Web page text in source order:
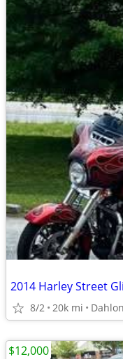
2014 Harley Street
8/2 20k mi
$12,000